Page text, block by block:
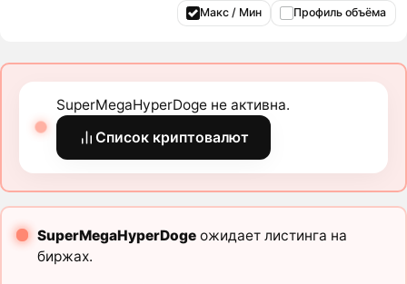
Макс / Мин Профиль объёма
SuperMegaHyperDoge не активна.
Список криптовалют
SuperMegaHyperDogeожидает листинга на
биржах.